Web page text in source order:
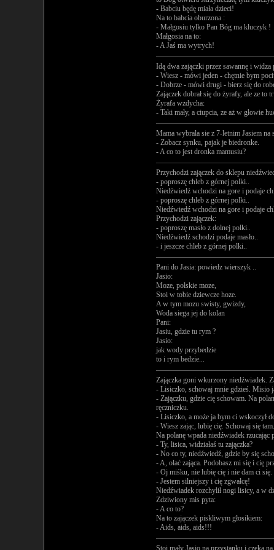
- Babciu będę miała dzieci!
Na to babcia oburzona :
- Małgosiu tylko Pan Bóg ma kluczyk !
Małgosia na to:
- A Jaś ma wytrych!
Idą dwa zajączki przez sawannę i widza
- Wiesz - mówi jeden - chętnie bym
- Dobrze - mówi drugi - bierz się do
Zajączek dobrał się do żyrafy, ale ze to
Żyrafa wzdycha:
- Taki mały, a ciupcia, ze aż w głowie
Mama wybrala sie z 7-letnim Jasiem na
- Zobacz synku, pajak je biedronke.
- A co to jest dronka mamusiu?
Przychodzi zajączek do sklepu
- poproszę chleb z górnej polki..
Niedźwiedź wchodzi na gore i podaje
- poproszę chleb z górnej polki..
Niedźwiedź wchodzi na gore i podaje
Przychodzi zajączek:
- poproszę masło z dolnej polki..
Niedźwiedź schodzi podaje masło..
- i jeszcze chleb z górnej polki..
Pani do Jasia: powiedz wierszyk ..
Jasio:
Moze, polskie moze,
Stoi w tobie dziewcze hoze.
A w tym mozu swisty, gwizdy,
Woda siega jej do kolan
Pani:
Jasiu, gdzie tu rym ?
Jasio:
jak wody przybedzie
to i rym bedzie...
Zajączka goni wkurzony niedźwiadek.
- Lisiczko, schowaj mnie gdzieś. Misio
- Zajączku, gdzie cię schowam. Na
ręczniczku.
- Lisiczko, a może ja bym ci wskoczył
- Wiesz zając, lubię cię. Schowaj się tam.
Na polanę wpada niedźwiadek
- Ty, lisica, widziałaś tu zajączka?
- No co ty, niedźwiedź, gdzie by się
- A, olać zająca. Podobasz mi się i cię
- Oj miśku, nie lubię cię i nie dam ci się.
- Jestem silniejszy i cię zgwałcę!
Niedźwiadek rozchylił nogi lisicy, a w
Zdziwiony mis pyta:
- A co to?
Na to zajączek piskliwym głosikiem:
- Aids, aids, aids!!!
Stoi mały Jasio na przystanku i czeka